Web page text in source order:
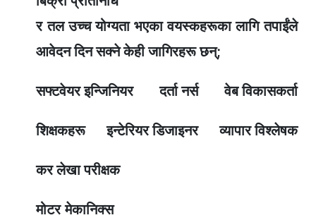
र तल उच्च योग्यता भएका वयस्कहरूका लागि तपाईंले
आवेदन दिन सक्ने केही जागिरहरू छन्;
सफ्टवेयर इन्जिनियर दर्ता नर्स वेब विकासकर्ता
शिक्षकहरू इन्टेरियर डिजाइनर व्यापार विश्लेषक
कर लेखा परीक्षक
मोटर मेकानिक्स